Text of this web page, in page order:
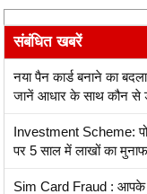
संबंधित खबरें
नया पैन कार्ड बनाने का
जानें आधार के साथ कौन से
Investment Scheme:
पर 5 साल में लाखों का
Sim Card Fraud : आपके